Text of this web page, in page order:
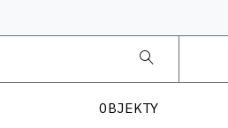
OBJEKTY